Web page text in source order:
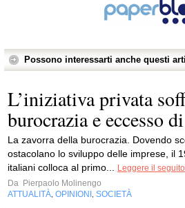
Possono interessarti anche questi
L’iniziativa privata
burocrazia e eccesso
La zavorra della burocrazia. Dovendo
ostacolano lo sviluppo delle imprese, il
italiani colloca al primo...
Leggere il seguito
Da Pierpaolo Molinengo
ATTUALITÀ OPINIONI SOCIETÀ